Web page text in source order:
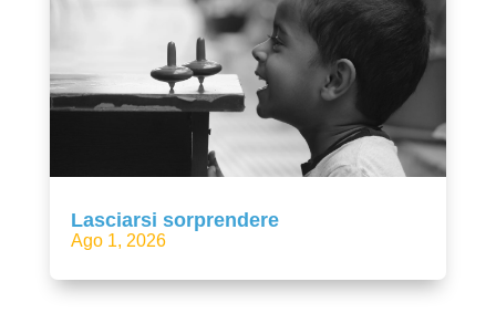
Lasciarsi sorprendere
Ago 1, 2026